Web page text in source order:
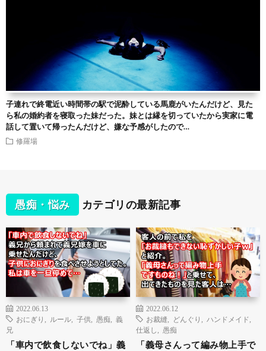
子連れで終電近い時間帯の駅で泥酔している馬鹿がいたんだけど、見た
ら私の婚約者を寝取った妹だった。妹とは縁を切っていたから実家に電
話して置いて帰ったんだけど、嫌な予感がしたので…
修羅場
愚痴・悩み カテゴリの最新記事
2022.06.13
おにぎり
ルール 子供 愚痴
義
兄
「車内で飲食しないでね」義
2022.06.12
お裁縫
どんぐり ハンドメイド
仕返し
愚痴
「義母さんって編み物上手で